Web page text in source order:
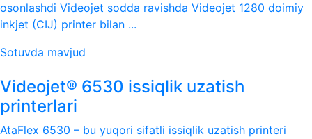
osonlashdi Videojet sodda ravishda Videojet 1280 doimiy
inkjet (CIJ) printer bilan ...
Sotuvda mavjud
Videojet® 6530 issiqlik uzatish
printerlari
AtaFlex 6530 – bu yuqori sifatli issiqlik uzatish printeri